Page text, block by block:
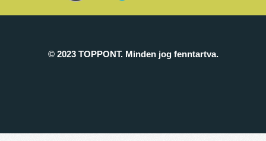
© 2023 TOPPONT. Minden jog fenntartva.